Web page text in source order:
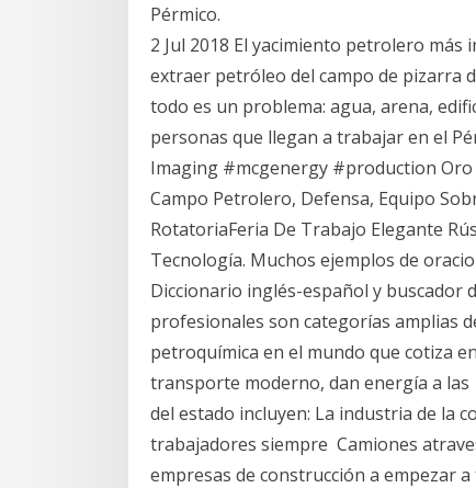
Pérmico.
2 Jul 2018 El yacimiento petrolero
extraer petróleo del campo de pizarra
todo es un problema: agua, arena,
personas que llegan a trabajar en el
Imaging #mcgenergy #production
Campo Petrolero, Defensa, Equipo
RotatoriaFeria De Trabajo Elegante
Tecnología. Muchos ejemplos de
Diccionario inglés-español y buscador
profesionales son categorías amplias
petroquímica en el mundo que cotiza
transporte moderno, dan energía a
del estado incluyen: La industria de la
trabajadores siempre Camiones
empresas de construcción a empezar